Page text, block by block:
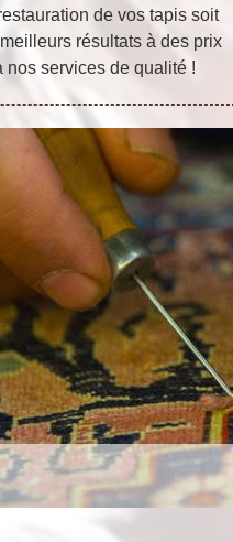
de vos tapis soit
résultats à des prix
nos services de qualité !